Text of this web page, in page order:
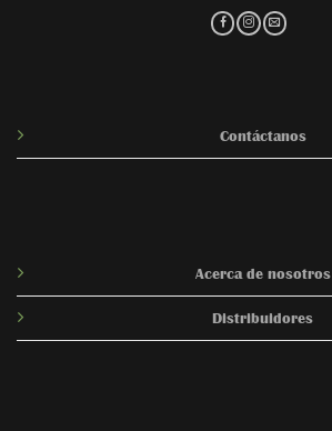
Acerca de nosotros
Distribuidores
Contáctanos